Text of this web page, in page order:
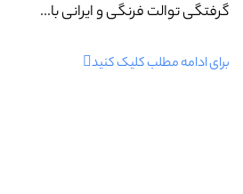
گرفتگی توالت فرنگی و ایرانی با...
برای ادامه مطلب کلیک کنید